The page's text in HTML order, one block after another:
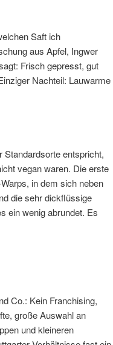
Saft ich
aus Apfel, Ingwer
Frisch gepresst, gut
Nachteil: Lauwarme
Standardsorte entspricht,
vegan waren. Die erste
in dem sich neben
die sehr dickflüssige
ein wenig abrundet. Es
Co.: Kein Franchising,
große Auswahl an
und kleineren